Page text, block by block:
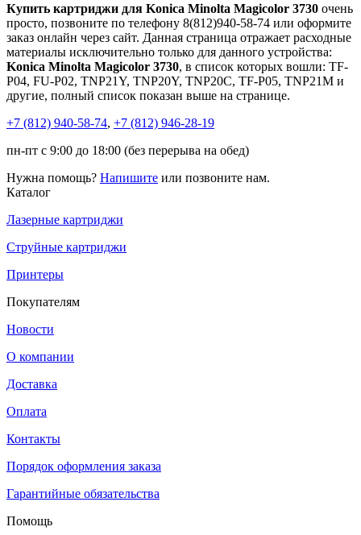
Купить картриджи для Konica Minolta Magicolor 3730 очень
просто, позвоните по телефону 8(812)940-58-74 или оформите
заказ онлайн через сайт. Данная страница отражает расходные
материалы исключительно только для данного устройства:
Konica Minolta Magicolor 3730, в список которых вошли: TF-
P04, FU-P02, TNP21Y, TNP20Y, TNP20C, TF-P05, TNP21M и
другие, полный список показан выше на странице.
+7 (812) 940-58-74, +7 (812) 946-28-19
пн-пт с 9:00 до 18:00 (без перерыва на обед)
Нужна помощь? Напишите или позвоните нам.
Каталог
Лазерные картриджи
Струйные картриджи
Принтеры
Покупателям
Новости
О компании
Доставка
Оплата
Контакты
Порядок оформления заказа
Гарантийные обязательства
Помощь